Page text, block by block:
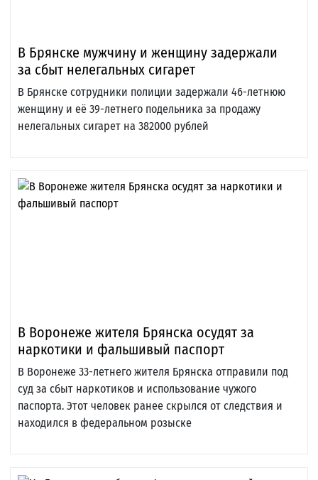
В Брянске мужчину и женщину задержали
за сбыт нелегальных сигарет
В Брянске сотрудники полиции задержали 46-летнюю
женщину и её 39-летнего подельника за продажу
нелегальных сигарет на 382000 рублей
В Воронеже жителя Брянска осудят за
наркотики и фальшивый паспорт
В Воронеже 33-летнего жителя Брянска отправили под
суд за сбыт наркотиков и использование чужого
паспорта. Этот человек ранее скрылся от следствия и
находился в федеральном розыске